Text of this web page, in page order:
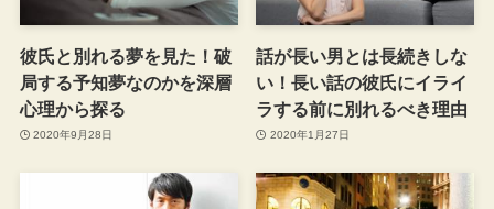
彼氏と別れる夢を見た！破
局する予知夢なのかを深層
心理から探る
2020年9月28日
話が長い男とは長続きしな
い！長い話の彼氏にイライ
ラする前に別れるべき理由
2020年1月27日